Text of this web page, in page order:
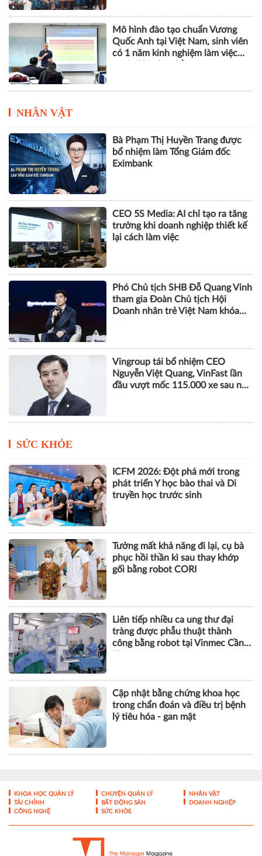
Mô hình đào tạo chuẩn Vương
Quốc Anh tại Việt Nam, sinh viên
có 1 năm kinh nghiệm làm việc
NHÂN VẬT
Bà Phạm Thị Huyền Trang được
bổ nhiệm làm Tổng Giám đốc
Eximbank
CEO 5S Media: AI chỉ tạo ra tăng
trưởng khi doanh nghiệp thiết kế
lại cách làm việc
Phó Chủ tịch SHB Đỗ Quang Vinh
tham gia Đoàn Chủ tịch Hội
Doanh nhân trẻ Việt Nam khóa
Vingroup tái bổ nhiệm CEO
Nguyễn Việt Quang, VinFast lần
đầu vượt mốc 115.000 xe sau nửa
SỨC KHỎE
ICFM 2026: Đột phá mới trong
phát triển Y học bào thai và Di
truyền học trước sinh
Tưởng mất khả năng đi lại, cụ bà
phục hồi thần kì sau thay khớp
gối bằng robot CORI
Liên tiếp nhiều ca ung thư đại
tràng được phẫu thuật thành
công bằng robot tại Vinmec Cần
Cập nhật bằng chứng khoa học
trong chẩn đoán và điều trị bệnh
lý tiêu hóa - gan mật
KHOA HỌC QUẢN LÝ CHUYỆN QUẢN LÝ
NHÂN VẬT
TÀI CHÍNH
BẤT ĐỘNG SẢN
DOANH NGHIỆP
CÔNG NGHỆ
SỨC KHỎE